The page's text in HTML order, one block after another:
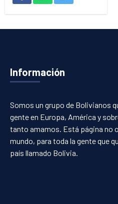
Información
Somos un grupo de Bolivianos
gente en Europa, América y
tanto amamos. Está página no
mundo, para toda la gente que
país llamado Bolivia.